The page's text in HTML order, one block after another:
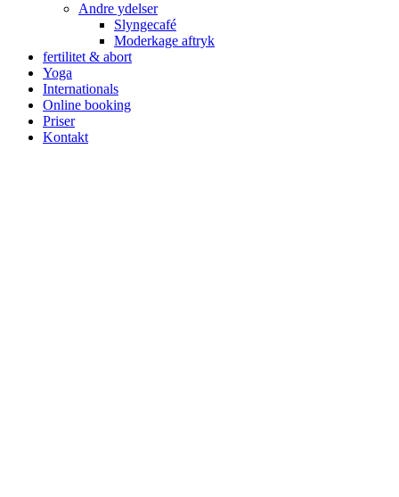
Andre ydelser
Slyngecafé
Moderkage aftryk
fertilitet & abort
Yoga
Internationals
Online booking
Priser
Kontakt